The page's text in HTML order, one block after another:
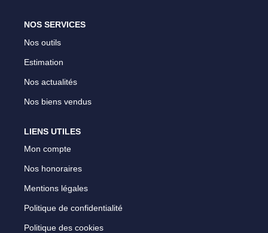
NOS SERVICES
Nos outils
Estimation
Nos actualités
Nos biens vendus
LIENS UTILES
Mon compte
Nos honoraires
Mentions légales
Politique de confidentialité
Politique des cookies